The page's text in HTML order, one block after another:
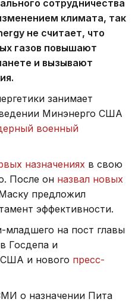
сотрудничества
климата, так
не считает, что
газов повышают
и вызывают
занимает
Минэнерго США
военный
назначениях в свою
После он назвал новых
предложил
эффективности.
младшего на пост главы
Госдепа и
и нового пресс-
о назначении Пита